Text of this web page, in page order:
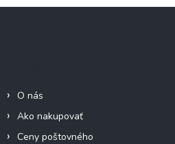
O nás
Ako nakupovať
Ceny poštovného